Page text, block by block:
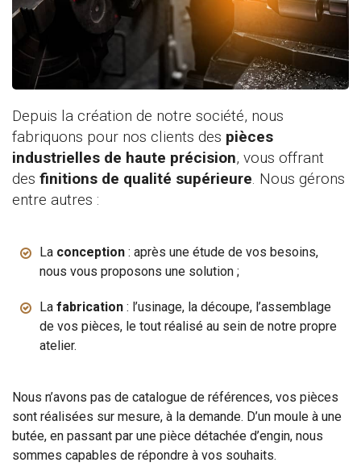
Depuis la création de notre société, nous
fabriquons pour nos clients des pièces
industrielles de haute précision, vous offrant
des finitions de qualité supérieure . Nous gérons
entre autres :
La conception : après une étude de vos besoins,
nous vous proposons une solution ;
Lafabrication : l’usinage, la découpe, l’assemblage
de vos pièces, le tout réalisé au sein de notre propre
atelier.
Nous n’avons pas de catalogue de références, vos pièces
sont réalisées sur mesure, à la demande. D’un moule à une
butée, en passant par une pièce détachée d’engin, nous
sommes capables de répondre à vos souhaits.